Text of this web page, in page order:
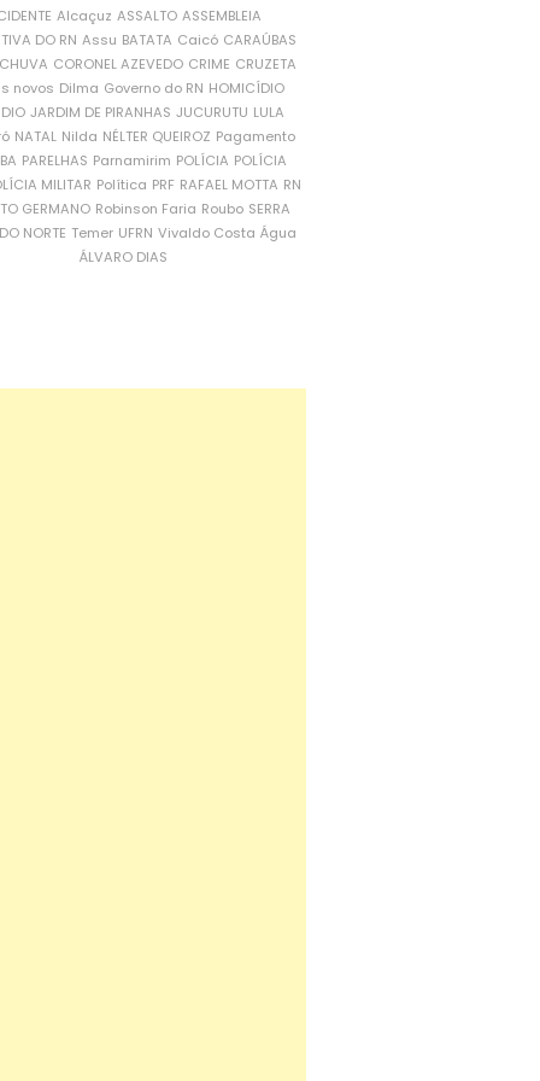
Alcaçuz ASSALTO ASSEMBLEIA
DO RN Assu BATATA Caicó CARAÚBAS
CORONEL AZEVEDO CRIME CRUZETA
novos Dilma Governo do RN HOMICÍDIO
JARDIM DE PIRANHAS JUCURUTU LULA
NATAL Nilda NÉLTER QUEIROZ Pagamento
PARELHAS Parnamirim POLÍCIA POLÍCIA
MILITAR Política PRF RAFAEL MOTTA RN
GERMANO Robinson Faria Roubo SERRA
NORTE Temer UFRN Vivaldo Costa Água
ÁLVARO DIAS